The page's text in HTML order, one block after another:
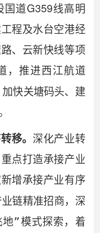
国道G359线高明
程及水台空港经
、云新快线等项
，推进西江航道
快关塘码头、建
移。 深化产业转
点打造承接产业
增承接产业有序
链精准招商，深
地”模式探索，着